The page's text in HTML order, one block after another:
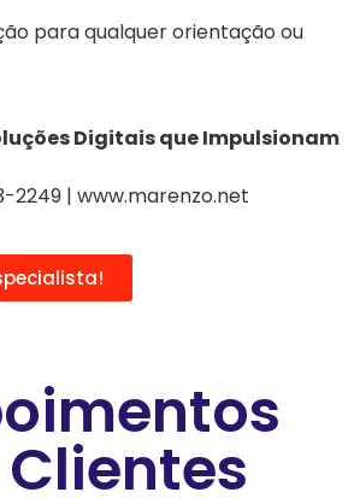
para qualquer orientação ou
Digitais que Impulsionam
2249 | www.marenzo.net